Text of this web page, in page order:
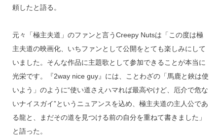
頼したと語る。
元々「極主夫道」のファンと言うCreepy Nutsは「この度は極
主夫道の映画化、いちファンとして公開をとても楽しみにして
いました。そんな作品に主題歌として参加できることが本当に
光栄です。『2way nice guy』には、ことわざの「馬鹿と鋏は使
いよう」のように“使い道さえハマれば最高やけど、厄介で危な
いナイスガイ”というニュアンスを込め、極主夫道の主人公であ
る龍と、まだその道を見つける前の自分を重ねて書きました」
と語った。